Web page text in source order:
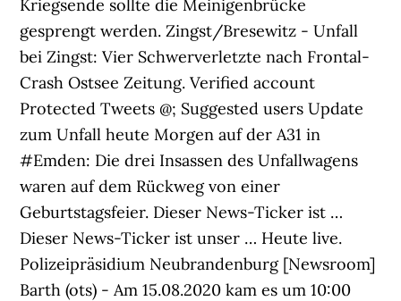
Kriegsende sollte die Meinigenbrücke
gesprengt werden. Zingst/Bresewitz - Unfall
bei Zingst: Vier Schwerverletzte nach Frontal-
Crash Ostsee Zeitung. Verified account
Protected Tweets @; Suggested users Update
zum Unfall heute Morgen auf der A31 in
#Emden: Die drei Insassen des Unfallwagens
waren auf dem Rückweg von einer
Geburtstagsfeier. Dieser News-Ticker ist …
Dieser News-Ticker ist unser … Heute live.
Polizeipräsidium Neubrandenburg [Newsroom]
Barth (ots) - Am 15.08.2020 kam es um 10:00